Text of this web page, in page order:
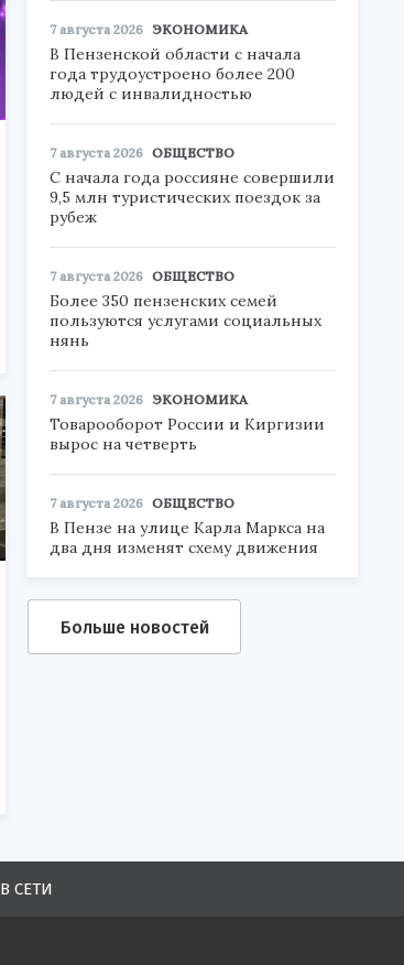
7 августа 2026 ЭКОНОМИКА
В Пензенской области с начала
года трудоустроено более 200
людей с инвалидностью
7 августа 2026 ОБЩЕСТВО
С начала года россияне совершили
9,5 млн туристических поездок за
рубеж
7 августа 2026 ОБЩЕСТВО
Более 350 пензенских семей
пользуются услугами социальных
нянь
7 августа 2026 ЭКОНОМИКА
Товарооборот России и Киргизии
вырос на четверть
7 августа 2026 ОБЩЕСТВО
В Пензе на улице Карла Маркса на
два дня изменят схему движения
Больше новостей
В СЕТИ